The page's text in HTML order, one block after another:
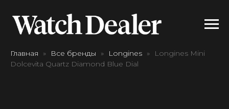
Главная Все бренды Longines
Longines Mini
Dolcevita Quartz Diamond Blue Dial